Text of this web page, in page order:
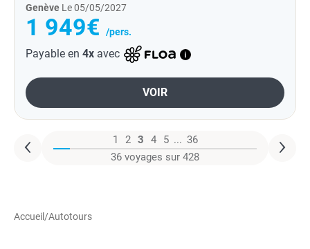
Genève Le 05/05/2027
1 949€ /pers.
Payable en 4x avec
VOIR
1 2 3 4 5 ... 36
36 voyages sur 428
Accueil/Autotours